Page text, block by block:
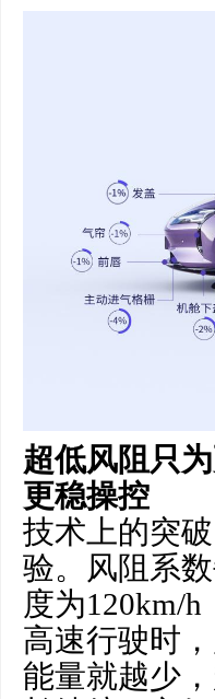
超低风阻只
更稳操控
技术上的突
验。风阻系
度为120km/
高速行驶时
能量就越少